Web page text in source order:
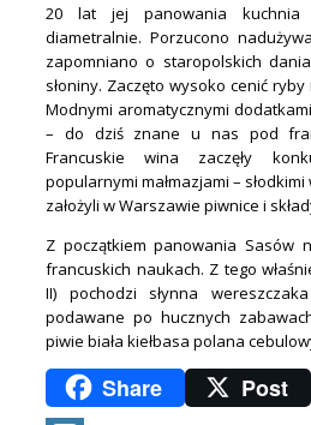
20 lat jej panowania kuchnia
diametralnie. Porzucono
zapomniano o staropolskich
słoniny. Zaczęto wysoko cenić
Modnymi aromatycznymi
– do dziś znane u nas pod
Francuskie wina zaczęły
popularnymi małmazjami –
założyli w Warszawie piwnice i
Z początkiem panowania Sasów
francuskich naukach. Z tego
II) pochodzi słynna
podawane po hucznych
piwie biała kiełbasa polana
Share Post